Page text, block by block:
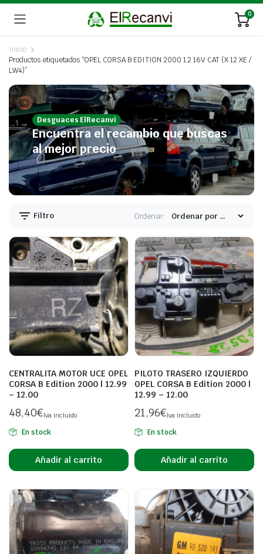
0
Inicio
Productos etiquetados “OPEL CORSA B EDITION 2000 1.2 16V CAT (X 12 XE /
LW4)”
Desguaces ElRecanvi
Encuentra el recambio que buscas
al mejor precio
Filtro Ordenar:
CENTRALITA MOTOR UCE OPEL
CORSA B Edition 2000 | 12.99
– 12.00
48,40€Iva incluido
En stock
Añadir al carrito
PILOTO TRASERO IZQUIERDO
OPEL CORSA B Edition 2000 |
12.99 – 12.00
21,96€Iva incluido
En stock
Añadir al carrito